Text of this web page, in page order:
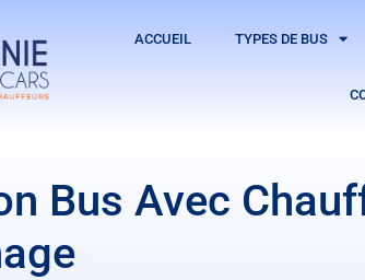
ACCUEIL TYPES DE BUS
Bus Avec